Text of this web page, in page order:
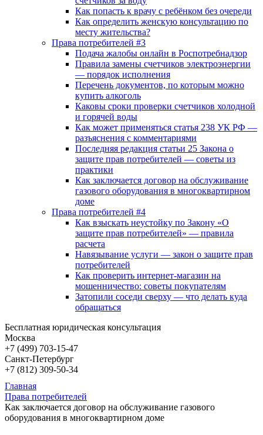
Как попасть к врачу с ребёнком без очереди
Как определить женскую консультацию по
месту жительства?
Права потребителей #3
Подача жалобы онлайн в Роспотребнадзор
Правила замены счетчиков электроэнергии
— порядок исполнения
Перечень документов, по которым можно
купить алкоголь
Каковы сроки проверки счетчиков холодной
и горячей воды
Как может применяться статья 238 УК РФ —
разъяснения с комментариями
Последняя редакция статьи 25 Закона о
защите прав потребителей — советы из
практики
Как заключается договор на обслуживание
газового оборудования в многоквартирном
доме
Права потребителей #4
Как взыскать неустойку по Закону «О
защите прав потребителей» — правила
расчета
Навязывание услуги — закон о защите прав
потребителей
Как проверить интернет-магазин на
мошенничество: советы покупателям
Затопили соседи сверху — что делать куда
обращаться
Бесплатная юридическая консультация
Москва
+7 (499) 703-15-47
Санкт-Петербург
+7 (812) 309-50-34
Главная
Права потребителей
Как заключается договор на обслуживание газового
оборудования в многоквартирном доме